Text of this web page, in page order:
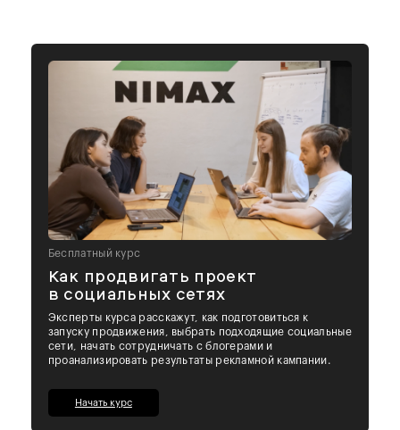
Бесплатный курс
Как продвигать проект
в социальных сетях
Эксперты курса расскажут, как подготовиться к
запуску продвижения, выбрать подходящие социальные
сети, начать сотрудничать с блогерами и
проанализировать результаты рекламной кампании.
Начать курс